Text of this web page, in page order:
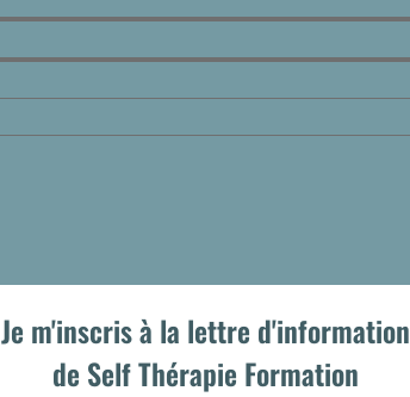
Je m'inscris à la lettre d'information
de Self Thérapie Formation